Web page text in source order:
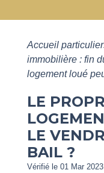
Accueil
immobilière : fin
logement loué
LE
LE
BAIL ?
Vérifié le 01 Mar